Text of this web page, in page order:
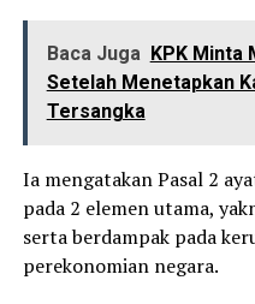
Baca Juga KPK Minta
Setelah Menetapkan
Tersangka
Ia mengatakan Pasal 2
pada 2 elemen utama,
serta berdampak pada
perekonomian negara.